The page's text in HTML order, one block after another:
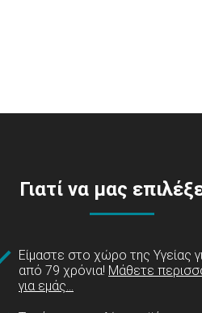
Γιατί να μας
Είμαστε στο χώρο της Υγείας
από 79 χρόνια! Μάθετε
για εμάς...